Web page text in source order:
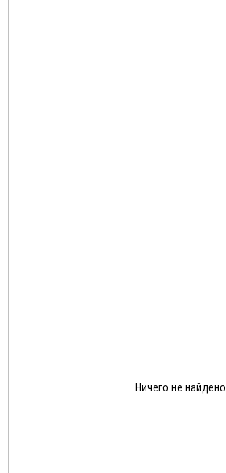
Ничего не найдено